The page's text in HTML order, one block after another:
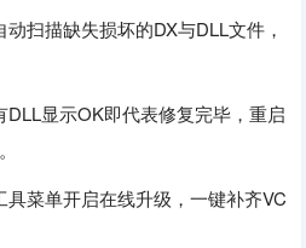
扫描缺失损坏的DX与DLL文件，
显示OK即代表修复完毕，重启
菜单开启在线升级，一键补齐VC